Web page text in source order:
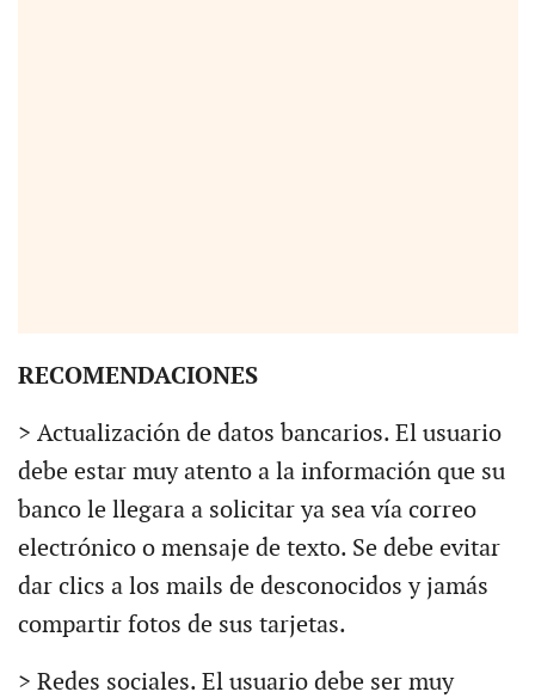
RECOMENDACIONES
> Actualización de datos bancarios. El usuario
debe estar muy atento a la información que su
banco le llegara a solicitar ya sea vía correo
electrónico o mensaje de texto. Se debe evitar
dar clics a los mails de desconocidos y jamás
compartir fotos de sus tarjetas.
> Redes sociales. El usuario debe ser muy